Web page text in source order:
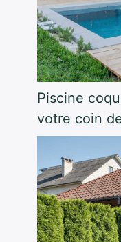
Piscine
votre coin